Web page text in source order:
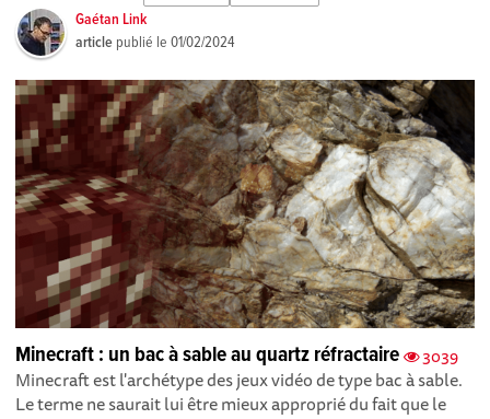
Gaétan Link
article publié le01/02/2024
3039
Minecraft : un bac à sable au quartz réfractaire
Minecraft est l'archétype des jeux vidéo de type bac à sable.
Le terme ne saurait lui être mieux approprié du fait que le